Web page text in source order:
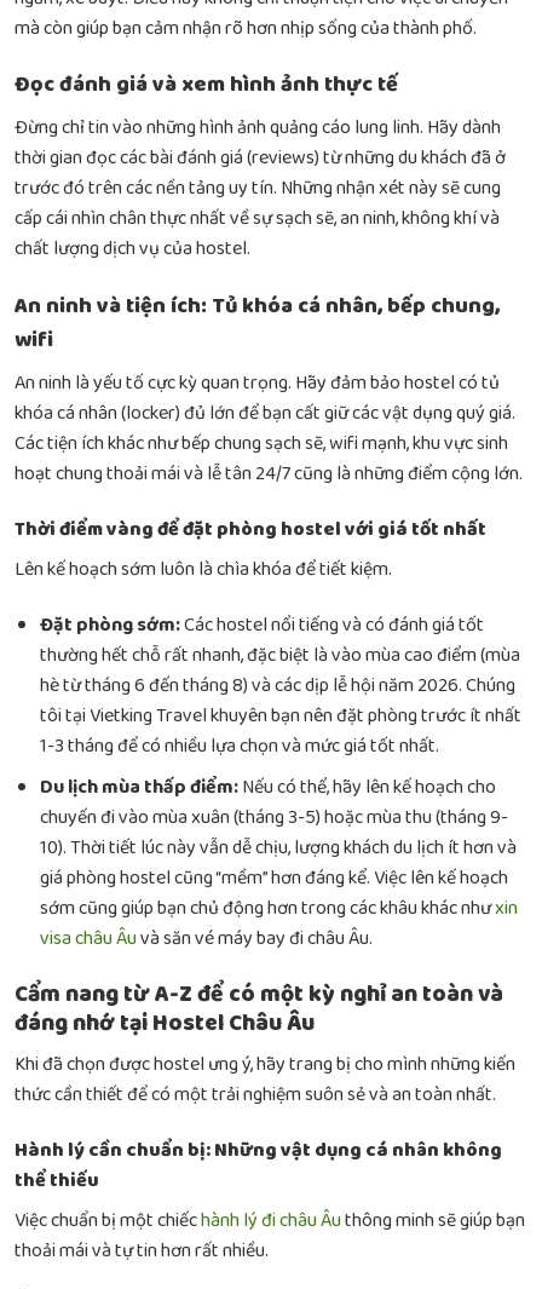
mà còn giúp bạn cảm nhận rõ hơn nhịp sống của thành phố.
Đọc đánh giá và xem hình ảnh thực tế
Đừng chỉ tin vào những hình ảnh quảng cáo lung linh. Hãy dành
thời gian đọc các bài đánh giá (reviews) từ những du khách đã ở
trước đó trên các nền tảng uy tín. Những nhận xét này sẽ cung
cấp cái nhìn chân thực nhất về sự sạch sẽ, an ninh, không khí và
chất lượng dịch vụ của hostel.
An ninh và tiện ích: Tủ khóa cá nhân, bếp chung,
wifi
An ninh là yếu tố cực kỳ quan trọng. Hãy đảm bảo hostel có tủ
khóa cá nhân (locker) đủ lớn để bạn cất giữ các vật dụng quý giá.
Các tiện ích khác như bếp chung sạch sẽ, wifi mạnh, khu vực sinh
hoạt chung thoải mái và lễ tân 24/7 cũng là những điểm cộng lớn.
Thời điểm vàng để đặt phòng hostel với giá tốt nhất
Lên kế hoạch sớm luôn là chìa khóa để tiết kiệm.
Đặt phòng sớm:Các hostel nổi tiếng và có đánh giá tốt
thường hết chỗ rất nhanh, đặc biệt là vào mùa cao điểm (mùa
hè từ tháng 6 đến tháng 8) và các dịp lễ hội năm 2026. Chúng
tôi tại Vietking Travel khuyên bạn nên đặt phòng trước ít nhất
1-3 tháng để có nhiều lựa chọn và mức giá tốt nhất.
Du lịch mùa thấp điểm:Nếu có thể, hãy lên kế hoạch cho
chuyến đi vào mùa xuân (tháng 3-5) hoặc mùa thu (tháng 9-
10). Thời tiết lúc này vẫn dễ chịu, lượng khách du lịch ít hơn và
giá phòng hostel cũng “mềm” hơn đáng kể. Việc lên kế hoạch
sớm cũng giúp bạn chủ động hơn trong các khâu khác nhưxin
visa châu Âuvà sănvé máy bay đi châu Âu.
Cẩm nang từ A-Z để có một kỳ nghỉ an toàn và
đáng nhớ tại Hostel Châu Âu
Khi đã chọn được hostel ưng ý, hãy trang bị cho mình những kiến
thức cần thiết để có một trải nghiệm suôn sẻ và an toàn nhất.
Hành lý cần chuẩn bị: Những vật dụng cá nhân không
thể thiếu
Việc chuẩn bị một chiếchành lý đi châu Âuthông minh sẽ giúp bạn
thoải mái và tự tin hơn rất nhiều.